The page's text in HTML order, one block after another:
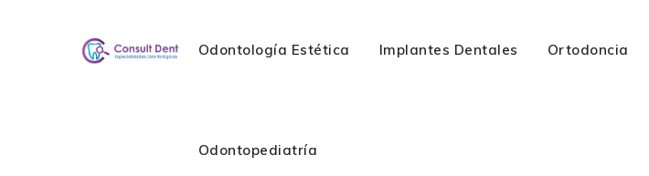
Odontología Estética Implantes Dentales Ortodoncia
Odontopediatría